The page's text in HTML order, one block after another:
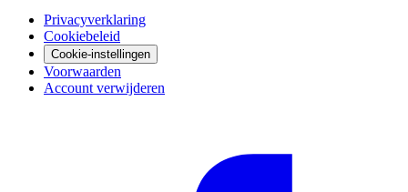
Privacyverklaring
Cookiebeleid
Cookie-instellingen
Voorwaarden
Account verwijderen